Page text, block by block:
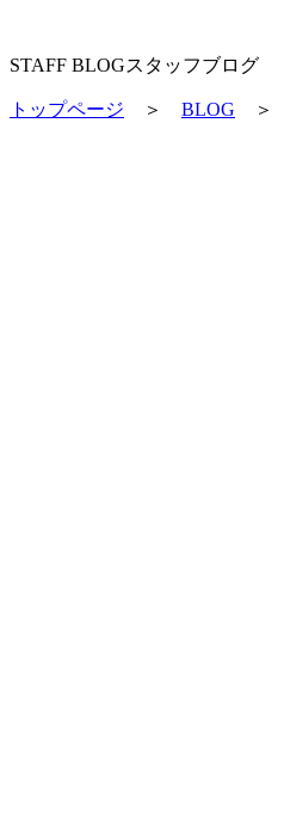
STAFF BLOGスタッフブログ
トップページ ＞ BLOG ＞